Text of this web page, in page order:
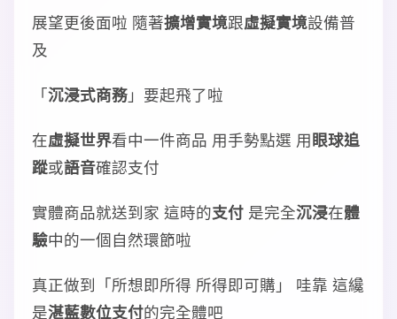
展望更後面啦 隨著擴增實境跟虛擬實境設備普
及
「沉浸式商務」要起飛了啦
在虛擬世界看中一件商品 用手勢點選 用眼球追
蹤或語音確認支付
實體商品就送到家 這時的支付 是完全沉浸在體
驗中的一個自然環節啦
真正做到「所想即所得 所得即可購」 哇靠 這纔
是湛藍數位支付的完全體吧